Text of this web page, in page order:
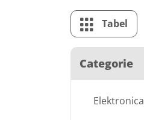
Tabel
Categorie
Elektronica